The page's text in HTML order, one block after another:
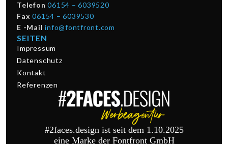
Telefon 06154 – 6039520
Fax 06154 – 6039530
E -Mail info@fontfront.com
SEITEN
Impressum
Datenschutz
Kontakt
Referenzen
#2faces.design ist seit dem 1.10.2025
eine Marke der Fontfront GmbH